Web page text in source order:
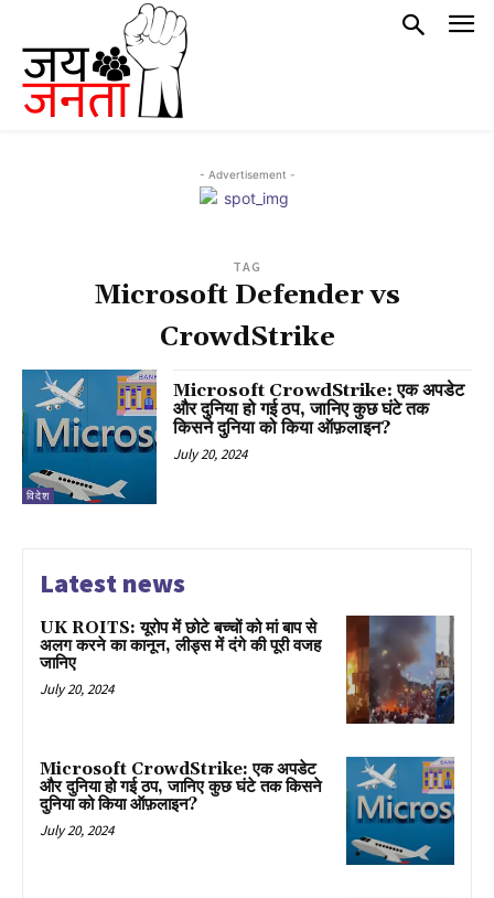
- Advertisement -
TAG
Microsoft Defender vs
CrowdStrike
विदेश
Microsoft CrowdStrike: एक अपडेट
और दुनिया हो गई ठप, जानिए कुछ घंटे तक
किसने दुनिया को किया ऑफ़लाइन?
July 20, 2024
Latest news
UK ROITS: यूरोप में छोटे बच्चों को मां बाप से
अलग करने का कानून, लीड्स में दंगे की पूरी वजह
जानिए
July 20, 2024
Microsoft CrowdStrike: एक अपडेट
और दुनिया हो गई ठप, जानिए कुछ घंटे तक किसने
दुनिया को किया ऑफ़लाइन?
July 20, 2024